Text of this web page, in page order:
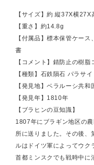
【サイズ】約 縦37X横27X
【重さ】約14.8g
【付属品】標本保管ケー
書
【コメント】錆防止の樹脂
【種類】石鉄隕石 パラサイ
【発見地】ベラルーシ共
【発見年】1810年
【ブラヒンの豆知識】
1807年にブラギン地区の
所に送りました。その後、
ルはドイツ軍によってウク
首都ミンスクでも戦時中